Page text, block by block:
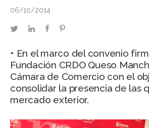
06/10/2014
twitterlinkedinfacebookpinterest
• En el marco del convenio
Fundación CRDO Queso
Cámara de Comercio con el
consolidar la presencia de las
mercado exterior.